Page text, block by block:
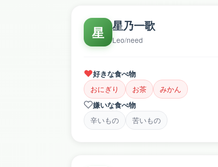
星 星乃一歌
Leo/need
好きな食べ物
おにぎり
お茶
みかん
嫌いな食べ物
辛いもの
苦いもの